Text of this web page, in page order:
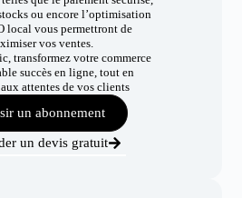
ou encore l’optimisation
local vous permettront de
vos ventes.
transformez votre commerce
succès en ligne, tout en
attentes de vos clients
un abonnement
un devis gratuit